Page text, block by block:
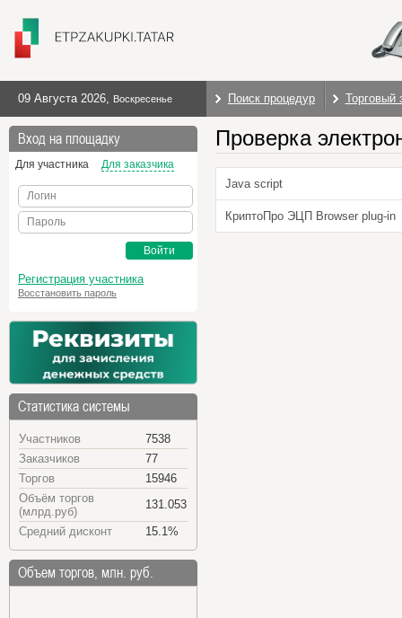
09 Августа 2026, Воскресенье Поиск процедур Торговый
Вход на площадку
Для участника Для заказчика
Логин
Пароль
Войти
Регистрация участника
Восстановить пароль
Статистика системы
Участников
7538
Заказчиков
77
Торгов
15946
Объём торгов
(млрд.руб)
131.053
Средний дисконт
15.1%
Объем торгов, млн. руб.
Проверка
Java script
КриптоПро ЭЦП Browser plug-in